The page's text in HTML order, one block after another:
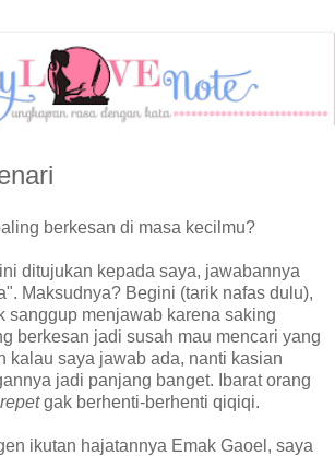
berkesan di masa kecilmu?
ditujukan kepada saya, jawabannya
Maksudnya? Begini (tarik nafas dulu),
sanggup menjawab karena saking
berkesan jadi susah mau mencari yang
kalau saya jawab ada, nanti kasian
jadi panjang banget. Ibarat orang
gak berhenti-berhenti qiqiqi.
ikutan hajatannya Emak Gaoel, saya